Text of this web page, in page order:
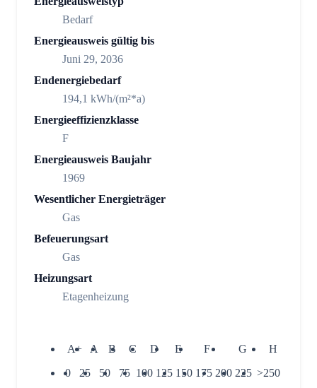
Bedarf
Energieausweis gültig bis
Juni 29, 2036
Endenergiebedarf
194,1 kWh/(m²*a)
Energieeffizienzklasse
F
Energieausweis Baujahr
1969
Wesentlicher Energieträger
Gas
Befeuerungsart
Gas
Heizungsart
Etagenheizung
A+ A B C D E F G
H
0
25 50 75 100 125 150 175 200 225 >250